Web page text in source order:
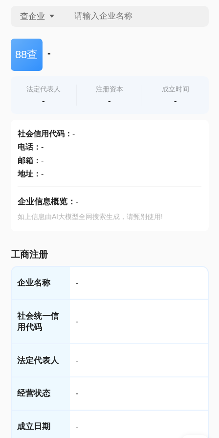
查企业
查企业
查产地
88查 -
法定代表人
-
注册资本
-
成立时间
-
社会信用代码： -
电话： -
邮箱： -
地址： -
企业信息概览： -
如上信息由AI大模型全网搜索生成，请甄别使用!
工商注册
企业名称 -
社会统一信
用代码
-
法定代表人 -
经营状态 -
成立日期 -